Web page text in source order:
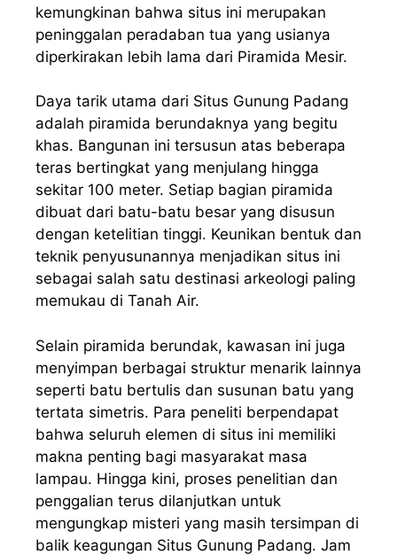
kemungkinan bahwa situs ini merupakan
peninggalan peradaban tua yang usianya
diperkirakan lebih lama dari Piramida Mesir.
Daya tarik utama dari Situs Gunung Padang
adalah piramida berundaknya yang begitu
khas. Bangunan ini tersusun atas beberapa
teras bertingkat yang menjulang hingga
sekitar 100 meter. Setiap bagian piramida
dibuat dari batu-batu besar yang disusun
dengan ketelitian tinggi. Keunikan bentuk dan
teknik penyusunannya menjadikan situs ini
sebagai salah satu destinasi arkeologi paling
memukau di Tanah Air.
Selain piramida berundak, kawasan ini juga
menyimpan berbagai struktur menarik lainnya
seperti batu bertulis dan susunan batu yang
tertata simetris. Para peneliti berpendapat
bahwa seluruh elemen di situs ini memiliki
makna penting bagi masyarakat masa
lampau. Hingga kini, proses penelitian dan
penggalian terus dilanjutkan untuk
mengungkap misteri yang masih tersimpan di
balik keagungan Situs Gunung Padang. Jam